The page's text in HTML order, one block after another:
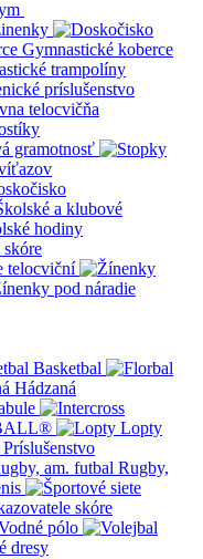
Gymnastické koberce
trampolíny
príslušenstvo
telocvičňa
gramotnosť
a klubové
hodiny
telocviční
pod náradie
Basketbal
Hádzaná
Lopty
Príslušenstvo
Rugby,
pólo
dresy